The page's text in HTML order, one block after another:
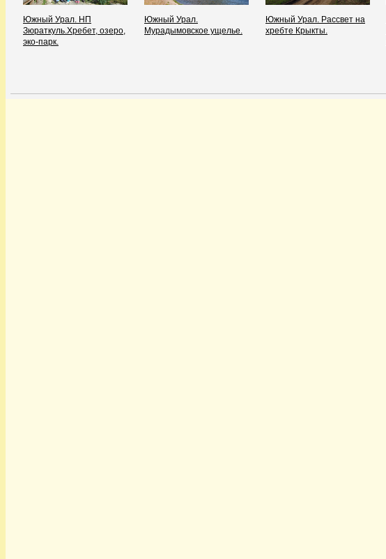
Южный Урал. НП
Зюраткуль.Хребет, озеро,
эко-парк.
Южный Урал.
Мурадымовское ущелье.
Южный Урал. Рассвет на
хребте Крыкты.